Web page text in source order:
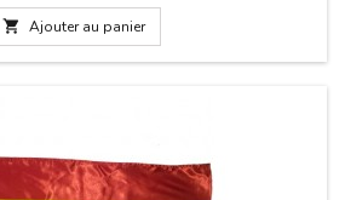
 Ajouter au panier